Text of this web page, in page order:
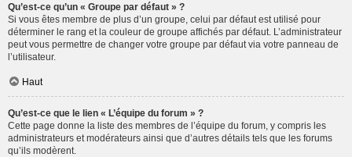
Qu’est-ce qu’un « Groupe par défaut » ?
Si vous êtes membre de plus d’un groupe, celui par défaut est utilisé pour
déterminer le rang et la couleur de groupe affichés par défaut. L’administrateur
peut vous permettre de changer votre groupe par défaut via votre panneau de
l’utilisateur.
Haut
Qu’est-ce que le lien « L’équipe du forum » ?
Cette page donne la liste des membres de l’équipe du forum, y compris les
administrateurs et modérateurs ainsi que d’autres détails tels que les forums
qu’ils modèrent.